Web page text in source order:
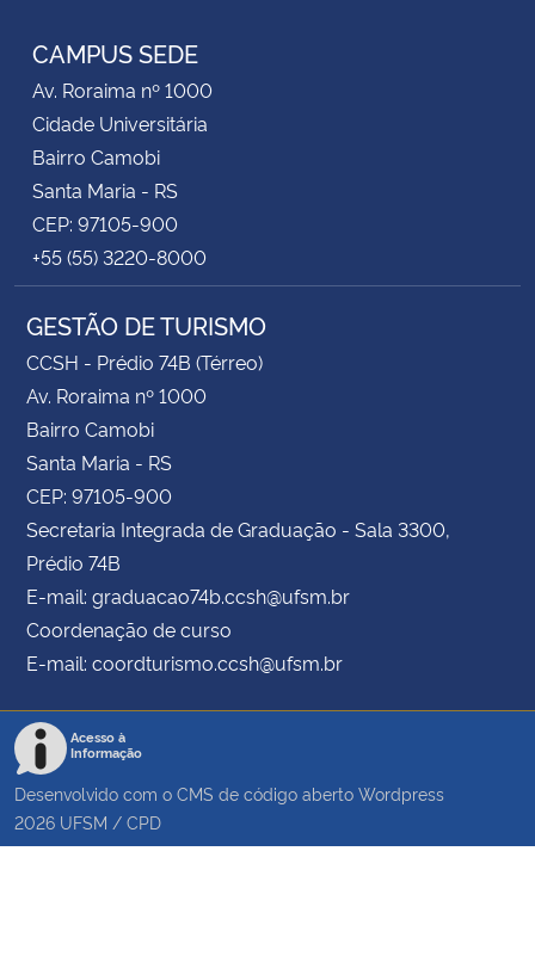
CAMPUS SEDE
Av. Roraima nº 1000
Cidade Universitária
Bairro Camobi
Santa Maria - RS
CEP: 97105-900
+55 (55) 3220-8000
GESTÃO DE TURISMO
CCSH - Prédio 74B (Térreo)
Av. Roraima nº 1000
Bairro Camobi
Santa Maria - RS
CEP: 97105-900
Secretaria Integrada de Graduação - Sala 3300,
Prédio 74B
E-mail: graduacao74b.ccsh@ufsm.br
Coordenação de curso
E-mail: coordturismo.ccsh@ufsm.br
Acesso à
Informação
Desenvolvido com o CMS de código aberto Wordpress
2026 UFSM / CPD